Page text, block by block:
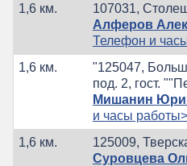
1,6 км.
107031,
Алферов
Телефон и
1,6 км.
"125047,
под. 2, гост.
Мишанин
и часы
1,6 км.
125009,
Суровцева